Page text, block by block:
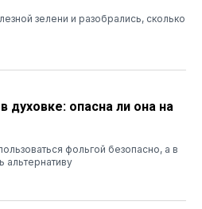
зелени и разобрались, сколько
духовке: опасна ли она на
фольгой безопасно, а в
альтернативу